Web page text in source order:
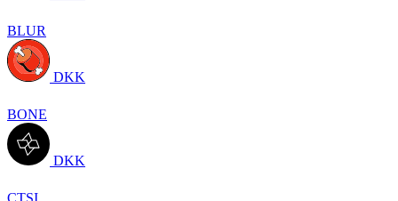
BLUR
DKK
BONE
DKK
CTSI